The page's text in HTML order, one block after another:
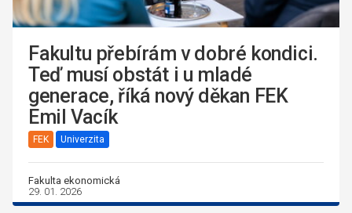
Fakultu přebírám v dobré kondici.
Teď musí obstát i u mladé
generace, říká nový děkan FEK
Emil Vacík
FEK Univerzita
Fakulta ekonomická
29. 01. 2026